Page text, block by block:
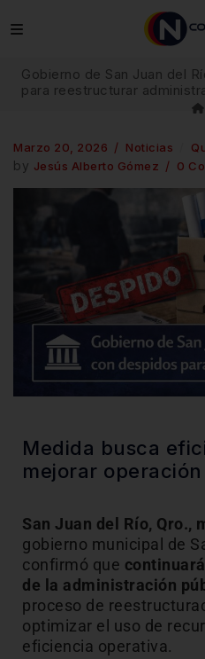
Gobierno de San Juan del
para reestructurar
Marzo 20, 2026 Noticias
by Jesús Alberto Gómez 0
Medida busca
mejorar
San Juan del Río, Qro.,
gobierno municipal de
confirmó que
de la administración
proceso de
optimizar el uso de
eficiencia operativa.